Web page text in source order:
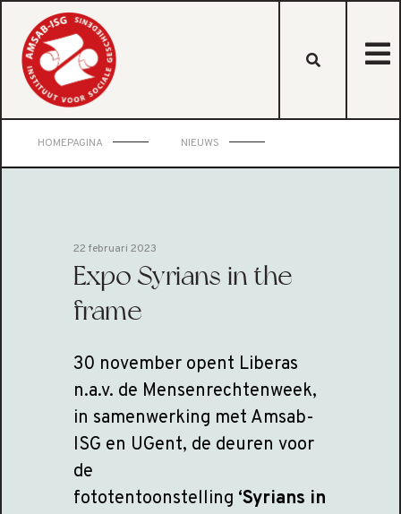
HOMEPAGINA NIEUWS
22 februari 2023
Expo Syrians in the
frame
30 november opent Liberas
n.a.v. de Mensenrechtenweek,
in samenwerking met Amsab-
ISG en UGent, de deuren voor
de
fototentoonstelling ‘Syrians in